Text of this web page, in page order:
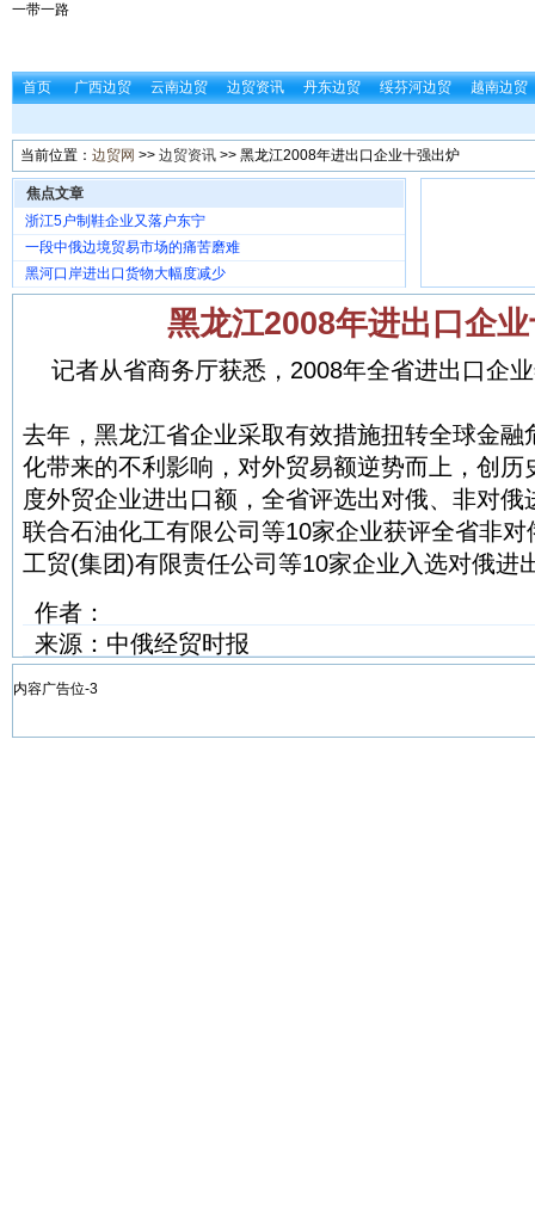
一带一路
首页 广西边贸 云南边贸 边贸资讯 丹东边贸 绥芬河边贸 越南边贸
当前位置： 边贸网 >> 边贸资讯 >> 黑龙江2008年进出口企业十强出炉
焦点文章
浙江5户制鞋企业又落户东宁
一段中俄边境贸易市场的痛苦磨难
黑河口岸进出口货物大幅度减少
黑龙江2008年进出口企
记者从省商务厅获悉，2008年全省进出口企
去年，黑龙江省企业采取有效措施扭转全球金融
化带来的不利影响，对外贸易额逆势而上，创历
度外贸企业进出口额，全省评选出对俄、非对
联合石油化工有限公司等10家企业获评全省非
工贸(集团)有限责任公司等10家企业入选对俄进
作者：
来源：中俄经贸时报
内容广告位-3